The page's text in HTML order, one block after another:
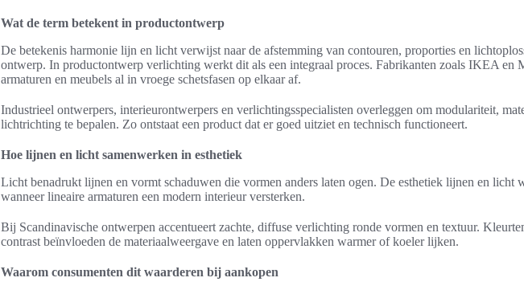
Wat de term betekent in productontwerp
De betekenis harmonie lijn en licht verwijst naar de afstemming van contouren, proporties en
ontwerp. In productontwerp verlichting werkt dit als een integraal proces. Fabrikanten zoals IKEA en
armaturen en meubels al in vroege schetsfasen op elkaar af.
Industrieel ontwerpers, interieurontwerpers en verlichtingsspecialisten overleggen om modulariteit,
lichtrichting te bepalen. Zo ontstaat een product dat er goed uitziet en technisch functioneert.
Hoe lijnen en licht samenwerken in esthetiek
Licht benadrukt lijnen en vormt schaduwen die vormen anders laten ogen. De esthetiek lijnen en licht
wanneer lineaire armaturen een modern interieur versterken.
Bij Scandinavische ontwerpen accentueert zachte, diffuse verlichting ronde vormen en textuur.
contrast beïnvloeden de materiaalweergave en laten oppervlakken warmer of koeler lijken.
Waarom consumenten dit waarderen bij aankopen